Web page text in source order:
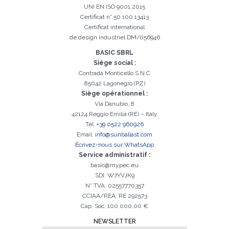
UNI EN ISO 9001:2015
Certificat n° 50 100 13413
Certificat international
de design industriel DM/056946
BASIC SBRL
Siège social :
Contrada Monticello S.N.C
85042 Lagonegro (PZ)
Siège opérationnel :
Via Danubio, 8
42124 Reggio Emilia (RE) – Italy
Tél. +39 0522 960926
Email. info@sunballast.com
Écrivez-nous sur WhatsApp
Service administratif :
basic@mypec.eu
SDI: W7YVJK9
N° TVA: 02557770357
CCIAA/REA: RE 292573
Cap. Soc. 100.000,00 €
NEWSLETTER